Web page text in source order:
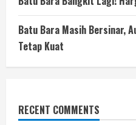
Batu Bara Masih Bersinar,
Tetap Kuat
RECENT COMMENTS